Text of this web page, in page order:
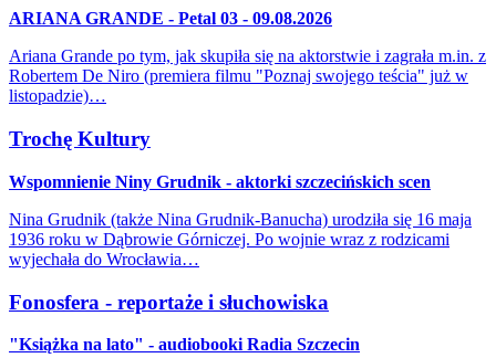
ARIANA GRANDE - Petal 03 - 09.08.2026
Ariana Grande po tym, jak skupiła się na aktorstwie i zagrała m.in. z
Robertem De Niro (premiera filmu "Poznaj swojego teścia" już w
listopadzie)…
Trochę Kultury
Wspomnienie Niny Grudnik - aktorki szczecińskich scen
Nina Grudnik (także Nina Grudnik-Banucha) urodziła się 16 maja
1936 roku w Dąbrowie Górniczej. Po wojnie wraz z rodzicami
wyjechała do Wrocławia…
Fonosfera - reportaże i słuchowiska
"Książka na lato" - audiobooki Radia Szczecin